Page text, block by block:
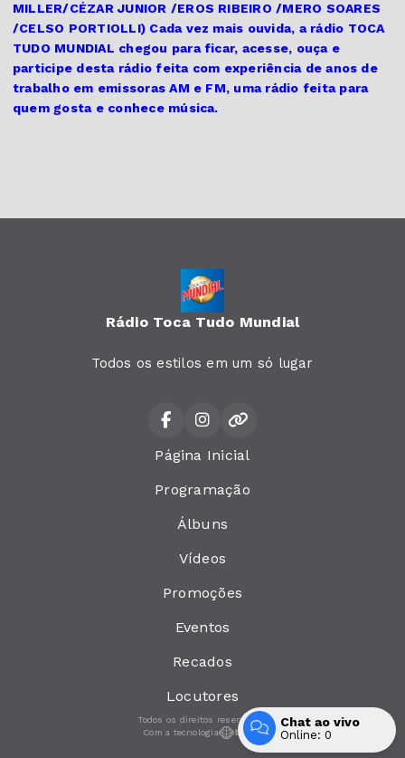
MILLER/CÉZAR JUNIOR /EROS RIBEIRO /MERO SOARES
/CELSO PORTIOLLI) Cada vez mais ouvida, a rádio TOCA
TUDO MUNDIAL chegou para ficar, acesse, ouça e
participe desta rádio feita com experiência de anos de
trabalho em emissoras AM e FM, uma rádio feita para
quem gosta e conhece música.
Rádio Toca Tudo Mundial
Todos os estilos em um só lugar
Página Inicial
Programação
Álbuns
Vídeos
Promoções
Eventos
Recados
Locutores
Todos os direitos reservados.
Com a tecnologia
Chat ao vivo
Online: 0